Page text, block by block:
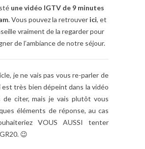
une vidéo IGTV de 9 minutes
. Vous pouvez la retrouver ici, et
vraiment de la regarder pour
de l’ambiance de notre séjour.
je ne vais pas vous re-parler de
est très bien dépeint dans la vidéo
de citer, mais je vais plutôt vous
éléments de réponse, au cas
VOUS AUSSI tenter
😉